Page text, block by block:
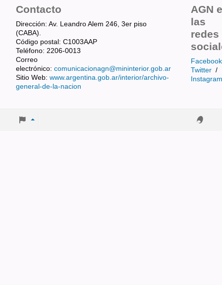
Contacto
Dirección: Av. Leandro Alem 246, 3er piso
(CABA).
Código postal: C1003AAP
Teléfono: 2206-0013
Correo
electrónico: comunicacionagn@mininterior.gob.ar
Sitio Web: www.argentina.gob.ar/interior/archivo-
general-de-la-nacion
AGN
las
redes
Facebook
Twitter /
Instagram